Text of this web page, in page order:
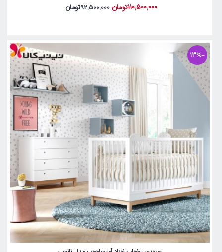
110,500,000تومان 92,500,000تومان
-13%